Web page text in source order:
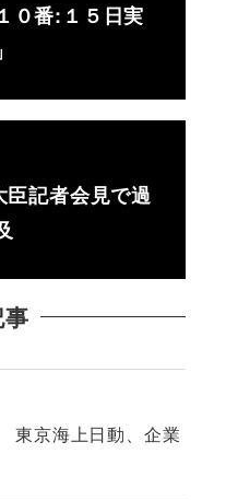
０番:１５日実
記者会見で過
東京海上日動、企業